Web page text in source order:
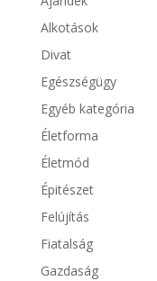
Alkotások
Divat
Egészségügy
Egyéb kategória
Életforma
Életmód
Épitészet
Felújítás
Fiatalság
Gazdaság